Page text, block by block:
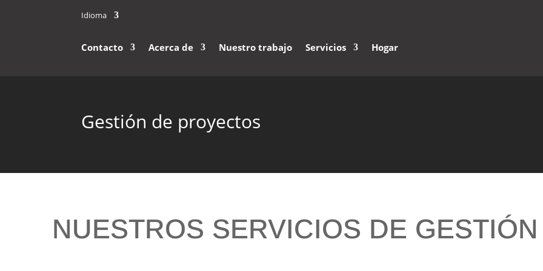
Idioma
Hogar
Servicios
Nuestro trabajo
Acerca de
Contacto
Gestión de proyectos
NUESTROS SERVICIOS DE